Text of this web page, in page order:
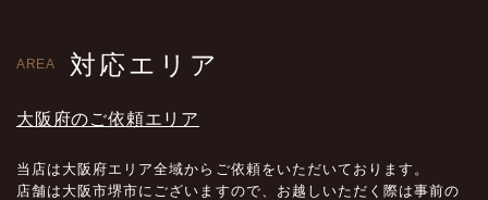
AREA 対応エリア
大阪府のご依頼エリア
当店は大阪府エリア全域からご依頼をいただいております。
店舗は大阪市堺市にございますので、お越しいただく際は事前の